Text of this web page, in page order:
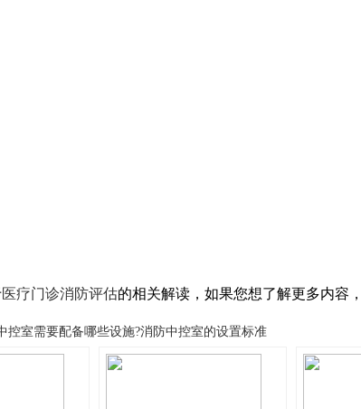
医疗门诊消防评估的相关解读，如果您想了解更多内容
控室需要配备哪些设施?消防中控室的设置标准